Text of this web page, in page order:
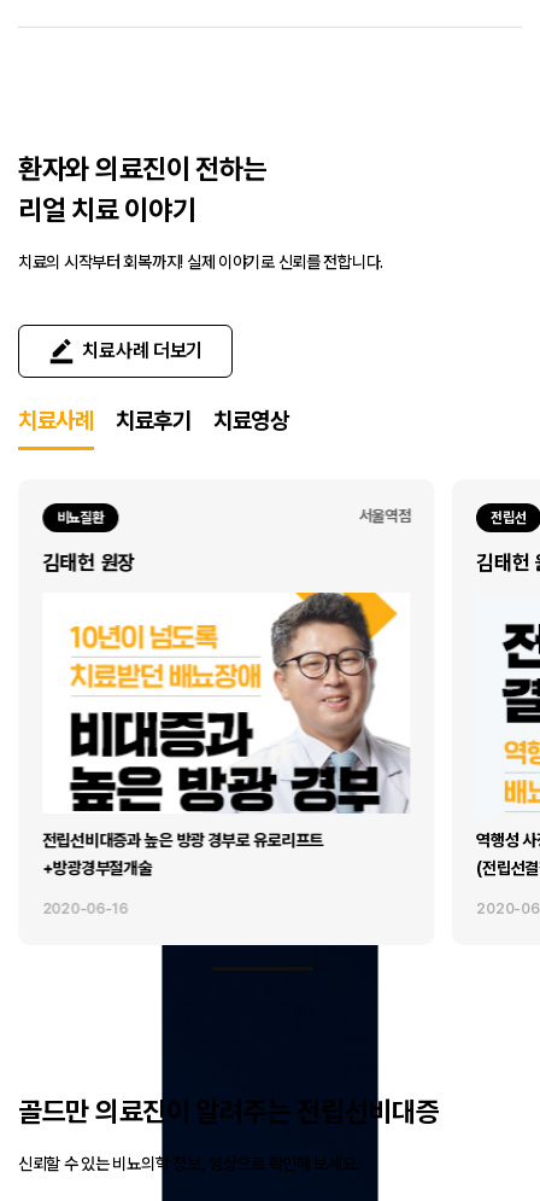
환자와 의료진이 전하는
리얼 치료 이야기
치료의 시작부터 회복까지! 실제 이야기로 신뢰를 전합니다.
치료사례 더보기
치료사례 치료후기 치료영상
비뇨질환 서울역점
김태헌 원장
전립선비대증과 높은 방광 경부로 유로리프트
+방광경부절개술
2020-06-16
전립선
김태헌
역행성
(전립선
2020-
골드만 의료진이 알려주는 전립선비대증
신뢰할 수 있는 비뇨의학 정보, 영상으로 확인해 보세요.